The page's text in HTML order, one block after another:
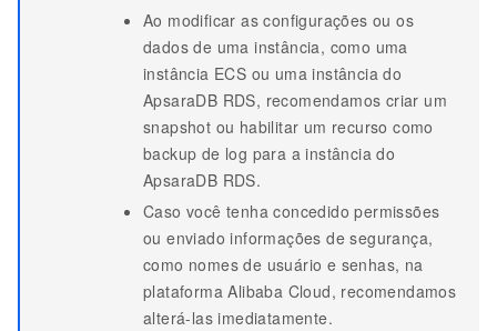
Ao modificar as configurações ou os
dados de uma instância, como uma
instância ECS ou uma instância do
ApsaraDB RDS, recomendamos criar um
snapshot ou habilitar um recurso como
backup de log para a instância do
ApsaraDB RDS.
Caso você tenha concedido permissões
ou enviado informações de segurança,
como nomes de usuário e senhas, na
plataforma Alibaba Cloud, recomendamos
alterá-las imediatamente.